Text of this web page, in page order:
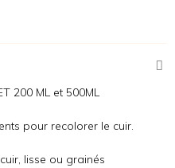
200 ML et 500ML
pour recolorer le cuir.
lisse ou grainés